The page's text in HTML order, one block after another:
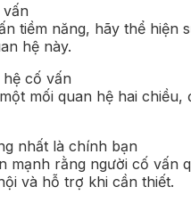
tiềm năng, hãy thể
hệ này.
cố vấn
mối quan hệ hai
nhất là chính bạn
mạnh rằng người cố vấn
và hỗ trợ khi cần thiết.